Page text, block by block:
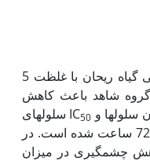
نتایج نشان داده است که عصاره آبی گیاه ریحان با غلظت 5
گروه شاهد باعث کاهش
50
سلول‏های
سرطانی AGS در بازه زمانی 48 تا 72 ساعت شده است‏. در
بازده زمانی 24 ساعت با این‫که کاهش چشم‫گیری در میزان